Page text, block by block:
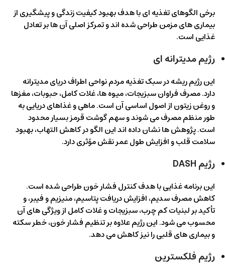
برخی الگوهای تغذیه ای با هدف بهبود کیفیت زندگی و پیشگیری از
بیماری های مزمن طراحی شده اند و تمرکز اصلی آن ها بر تعادل
غذایی است.
رژیم مدیترانه ای
این رژیم ریشه در سبک تغذیه مردم نواحی اطراف دریای مدیترانه
دارد. مصرف فراوان سبزیجات، میوه ها، غلات کامل، حبوبات، مغزها
و روغن زیتون از اصول اساسی آن است. ماهی و غذاهای دریایی به
طور منظم مصرف می شوند و سهم گوشت قرمز بسیار محدود
است. پژوهش ها نشان داده اند این الگو در کاهش التهاب، بهبود
سلامت قلب و افزایش طول عمر نقش مؤثری دارد.
رژیم DASH
این برنامه غذایی با هدف کنترل فشار خون طراحی شده است.
کاهش مصرف سدیم، افزایش دریافت پتاسیم، منیزیم و فیبر، و
تأکید بر لبنیات کم چرب، سبزیجات و غلات کامل از ویژگی های آن
محسوب می شود. این رژیم علاوه بر تنظیم فشار خون، خطر سکته
و بیماری های قلبی را نیز کاهش می دهد.
رژیم فلکسترین